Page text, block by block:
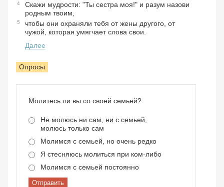
4
Скажи мудрости: "Ты сестра моя!" и разум назови
родным твоим,
5
чтобы они охраняли тебя от жены другого, от
чужой, которая умягчает слова свои.
Далее
Опросы
Молитесь ли вы со своей семьей?
Не молюсь ни сам, ни с семьей,
молюсь только сам
Молимся с семьей, но очень редко
Я стесняюсь молиться при ком-либо
Молимся с семьей постоянно
Отправить